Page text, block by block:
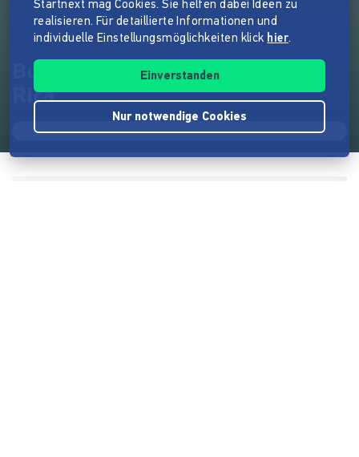
Buch: Auslandssemester Costa
Rica
Startnext mag Cookies. Sie helfen dabei Ideen zu
realisieren. Für detaillierte Informationen und
individuelle Einstellungsmöglichkeiten klick hier.
Einverstanden
Nur notwendige Cookies